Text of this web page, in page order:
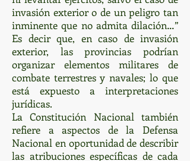
invasión exterior o de un peligro tan
inminente que no admita dilación…”
Es decir que, en caso de invasión
exterior, las provincias podrían
organizar elementos militares de
combate terrestres y navales; lo que
está expuesto a interpretaciones
jurídicas.
La Constitución Nacional también
refiere a aspectos de la Defensa
Nacional en oportunidad de describir
las atribuciones específicas de cada